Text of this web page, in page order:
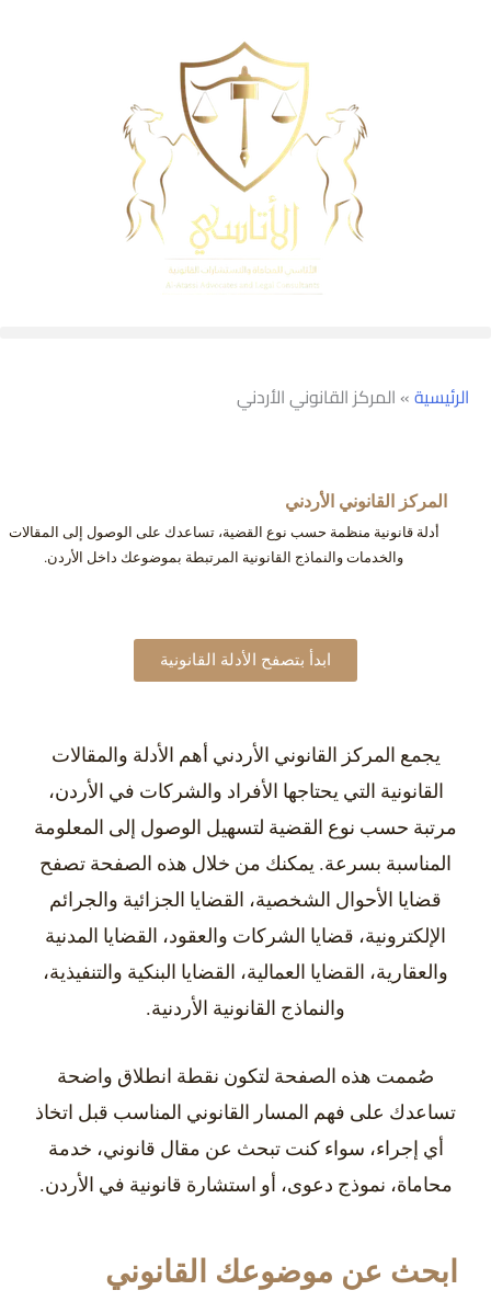
الرئيسية» المركز القانوني الأردني
المركز القانوني الأردني
أدلة قانونية منظمة حسب نوع القضية، تساعدك على الوصول إلى المقالات
والخدمات والنماذج القانونية المرتبطة بموضوعك داخل الأردن.
ابدأ بتصفح الأدلة القانونية
يجمع المركز القانوني الأردني أهم الأدلة والمقالات
القانونية التي يحتاجها الأفراد والشركات في الأردن،
مرتبة حسب نوع القضية لتسهيل الوصول إلى المعلومة
المناسبة بسرعة. يمكنك من خلال هذه الصفحة تصفح
قضايا الأحوال الشخصية، القضايا الجزائية والجرائم
الإلكترونية، قضايا الشركات والعقود، القضايا المدنية
والعقارية، القضايا العمالية، القضايا البنكية والتنفيذية،
والنماذج القانونية الأردنية.
صُممت هذه الصفحة لتكون نقطة انطلاق واضحة
تساعدك على فهم المسار القانوني المناسب قبل اتخاذ
أي إجراء، سواء كنت تبحث عن مقال قانوني، خدمة
محاماة، نموذج دعوى، أو استشارة قانونية في الأردن.
ابحث عن موضوعك القانوني